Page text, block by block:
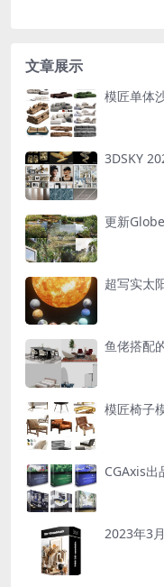
文章展示
模匠单体
3DSKY
更新
超写实太
鱼佬搭配
模匠椅子
CGAxis
2023年3